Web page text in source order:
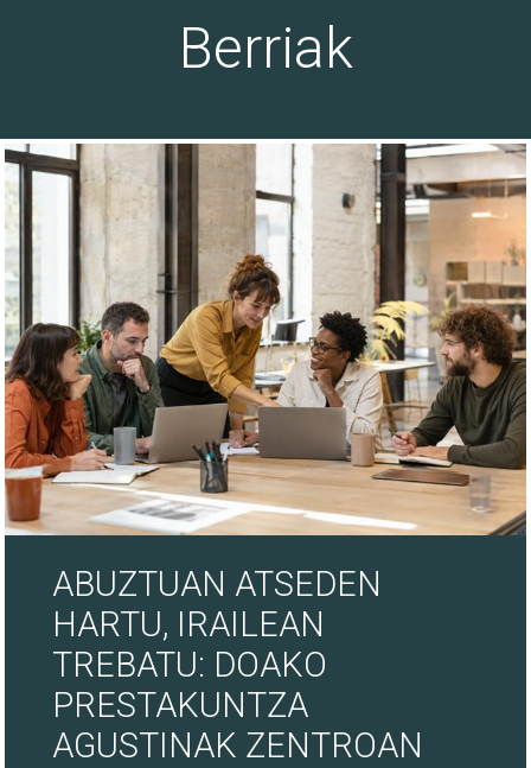
Berriak
30/07/26
ABUZTUAN ATSEDEN
HARTU, IRAILEAN
TREBATU: DOAKO
PRESTAKUNTZA
AGUSTINAK ZENTROAN